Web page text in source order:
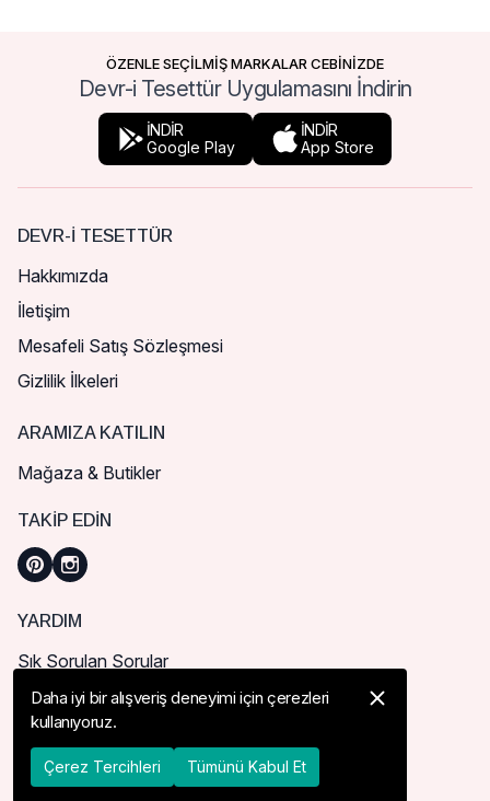
ÖZENLE SEÇİLMİŞ MARKALAR CEBİNİZDE
Devr-i Tesettür Uygulamasını İndirin
İNDİR
Google Play
İNDİR
App Store
DEVR-I TESETTÜR
Hakkımızda
İletişim
Mesafeli Satış Sözleşmesi
Gizlilik İlkeleri
ARAMIZA KATILIN
Mağaza & Butikler
TAKIP EDIN
YARDIM
Sık Sorulan Sorular
Nasıl Sipariş Verebilirim?
Kargo ve Teslimat
İade, İptal ve Değişim
Daha iyi bir alışveriş deneyimi için çerezleri
kullanıyoruz.
Çerez Tercihleri Tümünü Kabul Et